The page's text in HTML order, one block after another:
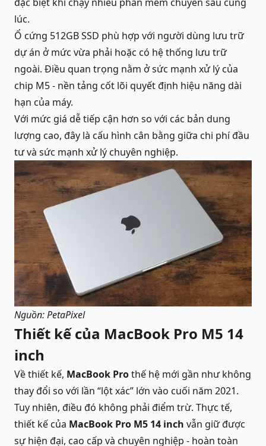
lúc.
Ổ cứng 512GB SSD phù hợp với người dùng lưu trữ
dự án ở mức vừa phải hoặc có hệ thống lưu trữ
ngoài. Điều quan trọng nằm ở sức mạnh xử lý của
chip M5 - nền tảng cốt lõi quyết định hiệu năng dài
hạn của máy.
Với mức giá dễ tiếp cận hơn so với các bản dung
lượng cao, đây là cấu hình cân bằng giữa chi phí đầu
tư và sức mạnh xử lý chuyên nghiệp.
Nguồn: PetaPixel
Thiết kế của MacBook Pro M5 14
inch
Về thiết kế, MacBook Prothế hệ mới gần như không
thay đổi so với lần “lột xác” lớn vào cuối năm 2021.
Tuy nhiên, điều đó không phải điểm trừ. Thực tế,
thiết kế của MacBook Pro M5 14 inch vẫn giữ được
sự hiện đại, cao cấp và chuyên nghiệp - hoàn toàn